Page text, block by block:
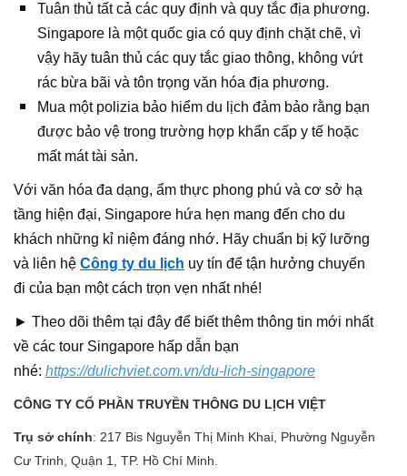
Tuân thủ tất cả các quy định và quy tắc địa phương.
Singapore là một quốc gia có quy định chặt chẽ, vì
vậy hãy tuân thủ các quy tắc giao thông, không vứt
rác bừa bãi và tôn trọng văn hóa địa phương.
Mua một polizia bảo hiểm du lịch đảm bảo rằng bạn
được bảo vệ trong trường hợp khẩn cấp y tế hoặc
mất mát tài sản.
Với văn hóa đa dạng, ẩm thực phong phú và cơ sở hạ
tầng hiện đại, Singapore hứa hẹn mang đến cho du
khách những kỉ niệm đáng nhớ. Hãy chuẩn bị kỹ lưỡng
và liên hệ Công ty du lịch uy tín để tận hưởng chuyến
đi của bạn một cách trọn vẹn nhất nhé!
► Theo dõi thêm tại đây để biết thêm thông tin mới nhất
về các tour Singapore hấp dẫn bạn
nhé: https://dulichviet.com.vn/du-lich-singapore
CÔNG TY CỔ PHẦN TRUYỀN THÔNG DU LỊCH VIỆT
Trụ sở chính: 217 Bis Nguyễn Thị Minh Khai, Phường Nguyễn
Cư Trinh, Quận 1, TP. Hồ Chí Minh.